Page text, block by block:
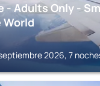
- Adults Only -
World
2026, 7